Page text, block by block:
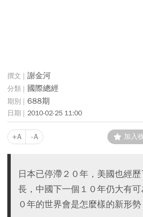
謝金河
國際總經
688期
2010-02-25 11:00
+A -A 加入
日本已停滯２０年，美國也經
長，中國下一個１０年仍大有
０年的世界會是怎麼樣的新形勢